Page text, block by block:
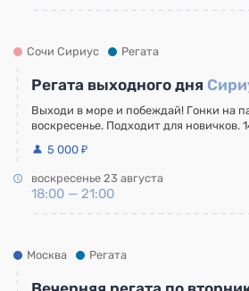
Сочи Сириус Регата
Регата выходного дня
Выходи в море и побеждай! Гонки на
воскресенье. Подходит для новичков.
5 000 ₽
воскресенье 23 августа
18:00 — 21:00
Москва Регата